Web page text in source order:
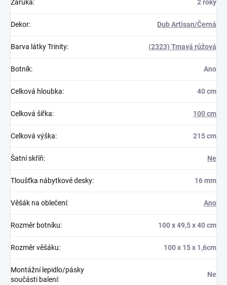
Záruka: 2 roky
Dekor: Dub Artisan/Černá
Barva látky Trinity: (2323) Tmavá růžová
Botník: Ano
Celková hloubka: 40 cm
Celková šířka: 100 cm
Celková výška: 215 cm
Šatní skříň: Ne
Tloušťka nábytkové desky: 16 mm
Věšák na oblečení: Ano
Rozměr botníku: 100 x 49,5 x 40 cm
Rozměr věšáku: 100 x 15 x 1,6cm
Montážní lepidlo/pásky
součásti balení:
Ne